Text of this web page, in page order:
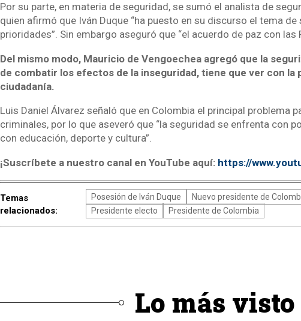
Por su parte, en materia de seguridad, se sumó el analista de
quien afirmó que Iván Duque “ha puesto en su discurso el tema
prioridades”. Sin embargo aseguró que “el acuerdo de paz con las
Del mismo modo, Mauricio de Vengoechea agregó que la
de combatir los efectos de la inseguridad, tiene que ver con la
ciudadanía.
Luis Daniel Álvarez señaló que en Colombia el principal problema
criminales, por lo que aseveró que “la seguridad se enfrenta con
con educación, deporte y cultura”.
¡Suscríbete a nuestro canal en YouTube aquí: https://
Temas
relacionados:
Posesión de Iván Duque Nuevo presidente de
Presidente electo
Presidente de Colombia
Lo más visto